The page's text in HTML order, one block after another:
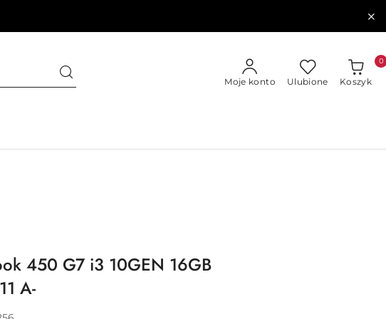
Moje konto Ulubione Koszyk
0
450 G7 i3 10GEN 16GB
A-